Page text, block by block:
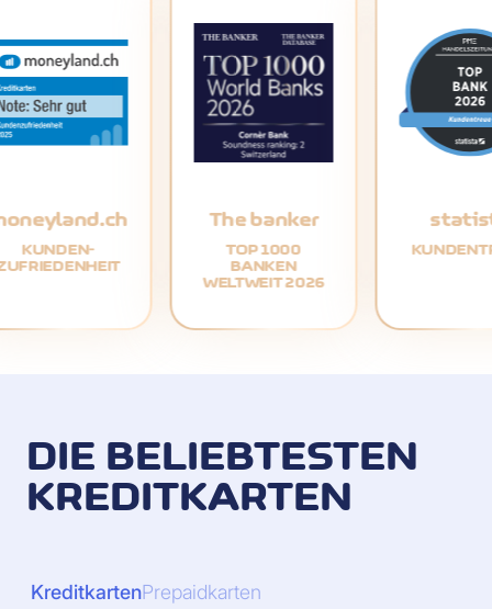
KUNDEN-
The banker
TOP 1000
BANKEN
WELTWEIT 2026
DIE BELIEBTESTEN
KREDITKARTEN
KreditkartenPrepaidkarten